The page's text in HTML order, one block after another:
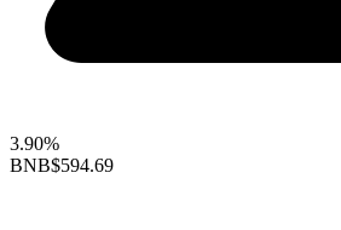
3.90%
BNB$594.69